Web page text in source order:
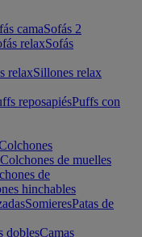
camaSofás 2
relaxSofás
relaxSillones relax
reposapiésPuffs con
Colchones de muelles
de
hinchables
SomieresPatas de
doblesCamas